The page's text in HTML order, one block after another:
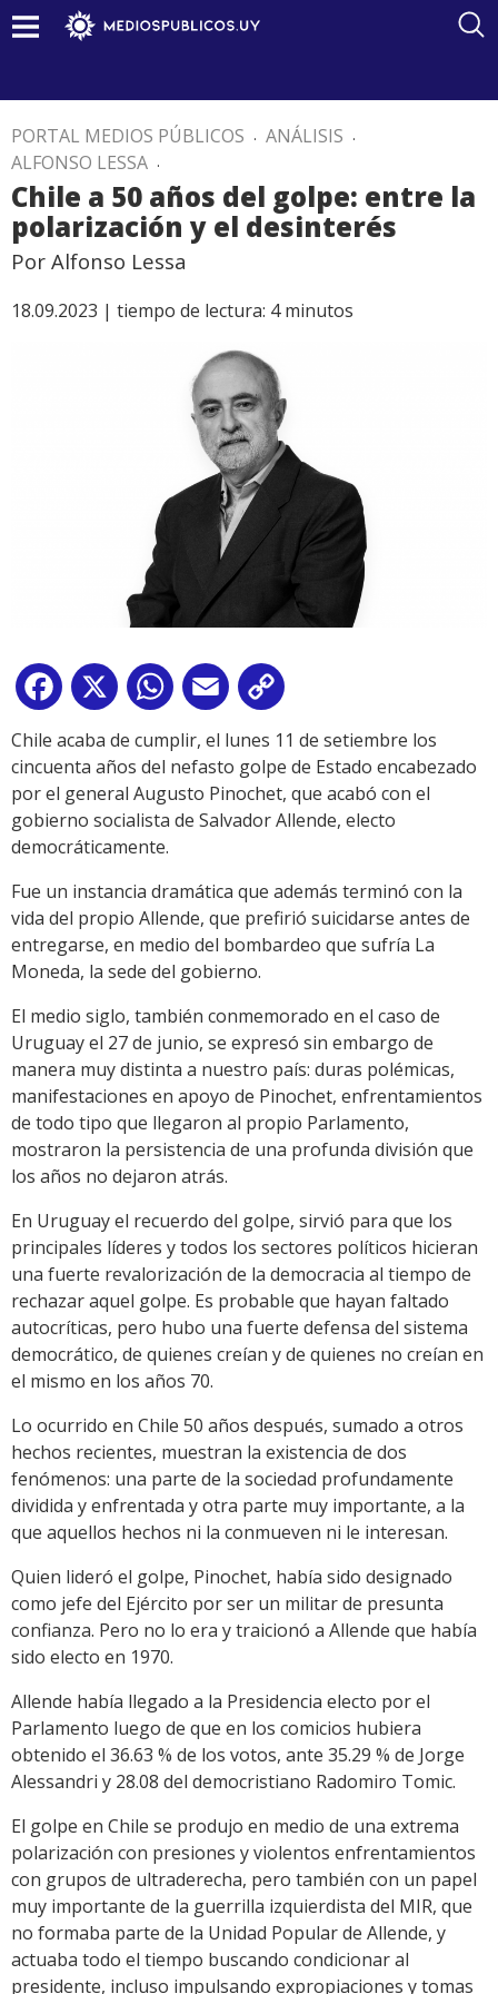
PORTAL MEDIOS PÚBLICOS . ANÁLISIS .
ALFONSO LESSA .
Chile a 50 años del golpe: entre la
polarización y el desinterés
Por Alfonso Lessa
18.09.2023 | tiempo de lectura: 4 minutos
Facebook
X WhatsApp
Email
Link
Chile acaba de cumplir, el lunes 11 de setiembre los
cincuenta años del nefasto golpe de Estado encabezado
por el general Augusto Pinochet, que acabó con el
gobierno socialista de Salvador Allende, electo
democráticamente.
Fue un instancia dramática que además terminó con la
vida del propio Allende, que prefirió suicidarse antes de
entregarse, en medio del bombardeo que sufría La
Moneda, la sede del gobierno.
El medio siglo, también conmemorado en el caso de
Uruguay el 27 de junio, se expresó sin embargo de
manera muy distinta a nuestro país: duras polémicas,
manifestaciones en apoyo de Pinochet, enfrentamientos
de todo tipo que llegaron al propio Parlamento,
mostraron la persistencia de una profunda división que
los años no dejaron atrás.
En Uruguay el recuerdo del golpe, sirvió para que los
principales líderes y todos los sectores políticos hicieran
una fuerte revalorización de la democracia al tiempo de
rechazar aquel golpe. Es probable que hayan faltado
autocríticas, pero hubo una fuerte defensa del sistema
democrático, de quienes creían y de quienes no creían en
el mismo en los años 70.
Lo ocurrido en Chile 50 años después, sumado a otros
hechos recientes, muestran la existencia de dos
fenómenos: una parte de la sociedad profundamente
dividida y enfrentada y otra parte muy importante, a la
que aquellos hechos ni la conmueven ni le interesan.
Quien lideró el golpe, Pinochet, había sido designado
como jefe del Ejército por ser un militar de presunta
confianza. Pero no lo era y traicionó a Allende que había
sido electo en 1970.
Allende había llegado a la Presidencia electo por el
Parlamento luego de que en los comicios hubiera
obtenido el 36.63 % de los votos, ante 35.29 % de Jorge
Alessandri y 28.08 del democristiano Radomiro Tomic.
El golpe en Chile se produjo en medio de una extrema
polarización con presiones y violentos enfrentamientos
con grupos de ultraderecha, pero también con un papel
muy importante de la guerrilla izquierdista del MIR, que
no formaba parte de la Unidad Popular de Allende, y
actuaba todo el tiempo buscando condicionar al
presidente, incluso impulsando expropiaciones y tomas